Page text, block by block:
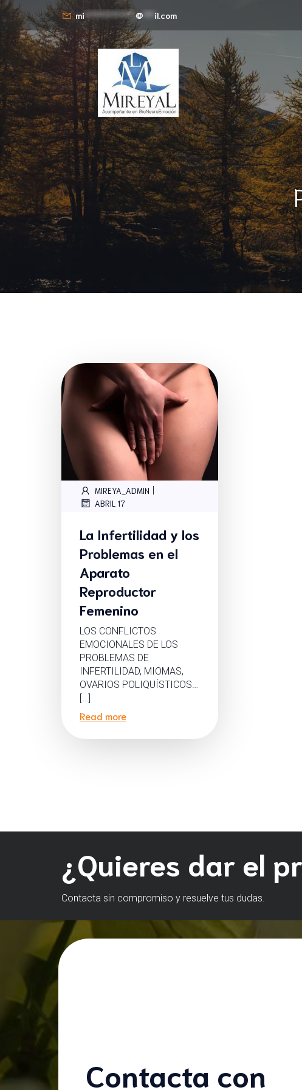
mi**************@ il.com
MIREYA_ADMIN
ABRIL 17
La Infertilidad y los
Problemas en el
Aparato
Reproductor
Femenino
LOS CONFLICTOS
EMOCIONALES DE LOS
PROBLEMAS DE
INFERTILIDAD, MIOMAS,
OVARIOS POLIQUÍSTICOS…
[…]
Read more
¿Quieres dar el
Contacta sin compromiso y resuelve tus dudas.
Contacta con